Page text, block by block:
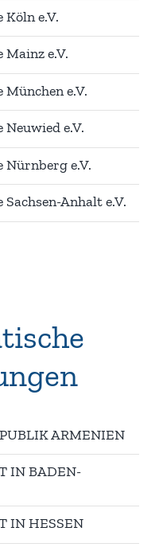
e.V.
Mainz e.V.
e.V.
e.V.
Nürnberg e.V.
Anhalt e.V.
ARMENIEN
IN BADEN-
IN HESSEN